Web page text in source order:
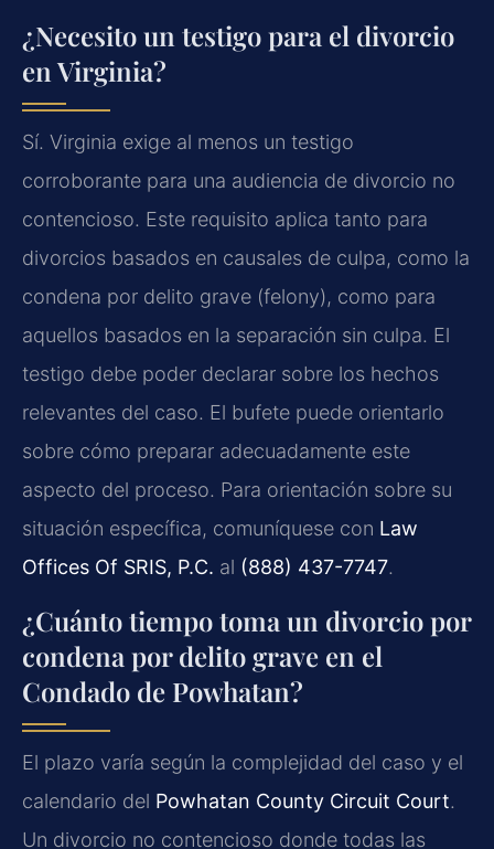
¿Necesito un testigo para el divorcio
en Virginia?
Sí. Virginia exige al menos un testigo
corroborante para una audiencia de divorcio no
contencioso. Este requisito aplica tanto para
divorcios basados en causales de culpa, como la
condena por delito grave (felony), como para
aquellos basados en la separación sin culpa. El
testigo debe poder declarar sobre los hechos
relevantes del caso. El bufete puede orientarlo
sobre cómo preparar adecuadamente este
aspecto del proceso. Para orientación sobre su
situación específica, comuníquese con Law
Offices Of SRIS, P.C. al (888) 437-7747.
¿Cuánto tiempo toma un divorcio por
condena por delito grave en el
Condado de Powhatan?
El plazo varía según la complejidad del caso y el
calendario del Powhatan County Circuit Court.
Un divorcio no contencioso donde todas las